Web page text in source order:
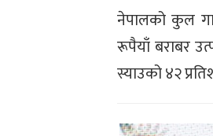
नेपालको कुल
रूपैयाँ बराबर
स्याउको ४२